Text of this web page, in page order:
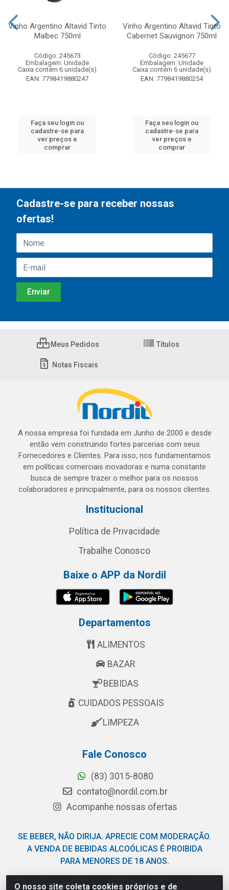
Vinho Argentino Altavid Tinto
Malbec 750ml
Código: 245673
Embalagem: Unidade
Caixa contém 6 unidade(s)
EAN: 7798419880247
Faça seu login ou
cadastre-se para
ver preços e
comprar
Vinho Argentino Altavid Tinto
Cabernet Sauvignon 750ml
Código: 245677
Embalagem: Unidade
Caixa contém 6 unidade(s)
EAN: 7798419880254
Faça seu login ou
cadastre-se para
ver preços e
comprar
O nosso site coleta cookies próprios e de
Cadastre-se para receber nossas
ofertas!
Meus Pedidos Títulos
Notas Fiscais
A nossa empresa foi fundada em Junho de 2000 e desde
então vem construindo fortes parcerias com seus
Fornecedores e Clientes. Para isso, nos fundamentamos
em políticas comerciais inovadoras e numa constante
busca de sempre trazer o melhor para os nossos
colaboradores e principalmente, para os nossos clientes.
Institucional
Política de Privacidade
Trabalhe Conosco
Baixe o APP da Nordil
Departamentos
ALIMENTOS
BAZAR
BEBIDAS
CUIDADOS PESSOAIS
LIMPEZA
Fale Conosco
(83) 3015-8080
contato@nordil.com.br
Acompanhe nossas ofertas
SE BEBER, NÃO DIRIJA. APRECIE COM MODERAÇÃO.
A VENDA DE BEBIDAS ALCOÓLICAS É PROIBIDA
PARA MENORES DE 18 ANOS.